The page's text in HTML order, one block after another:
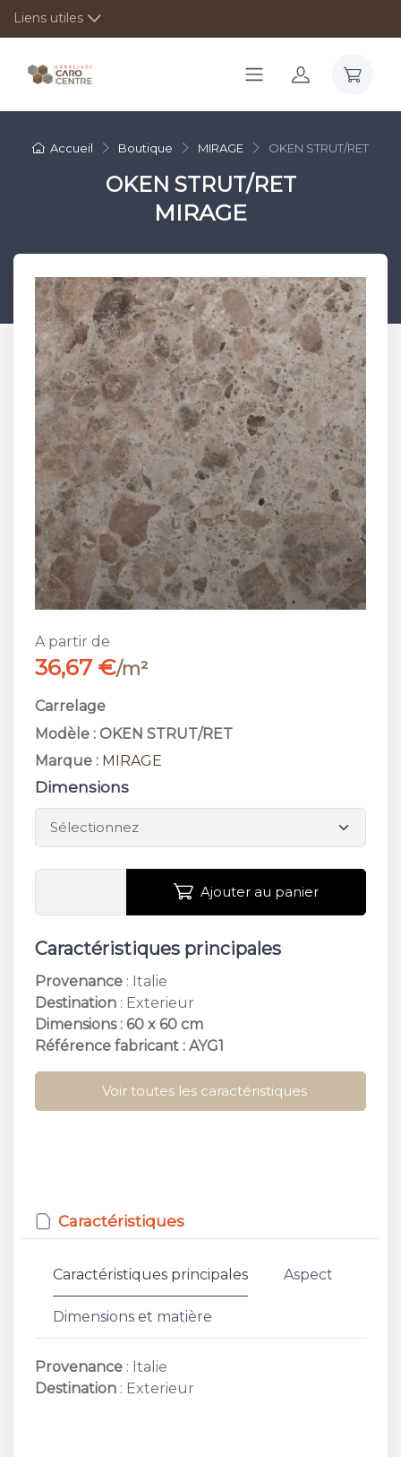
Liens utiles
Accueil Boutique MIRAGE OKEN STRUT/RET
OKEN STRUT/RET
MIRAGE
A partir de
36,67 €/m²
Carrelage
Modèle : OKEN STRUT/RET
Marque : MIRAGE
Dimensions
Ajouter au panier
Caractéristiques principales
Provenance : Italie
Destination : Exterieur
Dimensions : 60 x 60 cm
Référence fabricant : AYG1
Voir toutes les caractéristiques
Caractéristiques
Caractéristiques principales Aspect
Dimensions et matière
Provenance : Italie
Destination : Exterieur